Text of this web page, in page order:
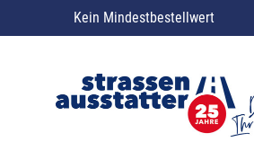
Kein Mindestbestellwert